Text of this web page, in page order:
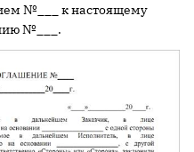
№___ к настоящему
№___.